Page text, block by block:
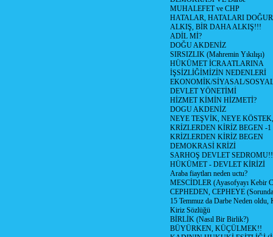
MUHALEFET ve CHP
HATALAR, HATALARI
ALKIŞ, BİR DAHA ALKIŞ!!!
ADİL Mİ?
DOĞU AKDENİZ
SIRSIZLIK (Mahremin Yıkılışı)
HÜKÜMET İCRAATLARINA
İŞSİZLİĞİMİZİN NEDENLERİ
EKONOMİK/SİYASAL/
DEVLET YÖNETİMİ
HİZMET KİMİN HİZMETİ?
DOGU AKDENİZ
NEYE TEŞVİK, NEYE
KRİZLERDEN KİRİZ BEGEN -1
KRİZLERDEN KİRİZ BEGEN
DEMOKRASİ KRİZİ
SARHOŞ DEVLET SEDROMU!!
HÜKÜMET - DEVLET KİRİZİ
Araba fiaytları neden uctu?
MESCİDLER (Ayasofyayı Kebir
CEPHEDEN, CEPHEYE
15 Temmuz da Darbe Neden oldu,
Kiriz Sözlüğü
BİRLİK (Nasıl Bir Birlik?)
BÜYÜRKEN, KÜÇÜLMEK!!